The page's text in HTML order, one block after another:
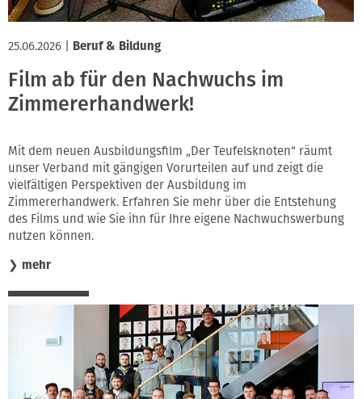
25.06.2026 Beruf & Bildung
Film ab für den Nachwuchs im
Zimmererhandwerk!
Mit dem neuen Ausbildungsfilm „Der Teufelsknoten“ räumt
unser Verband mit gängigen Vorurteilen auf und zeigt die
vielfältigen Perspektiven der Ausbildung im
Zimmererhandwerk. Erfahren Sie mehr über die Entstehung
des Films und wie Sie ihn für Ihre eigene Nachwuchswerbung
nutzen können.
❯ mehr